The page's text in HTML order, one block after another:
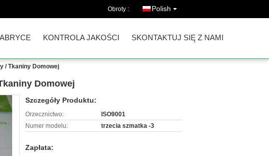
Obroty : Polish
KONTROLA JAKOŚCI SKONTAKTUJ SIĘ Z NAMI
/ Tkaniny Domowej
Domowej
Szczegóły Produktu:
Orzecznictwo:
ISO9001
Numer modelu:
trzecia szmatka -3
Zapłata: